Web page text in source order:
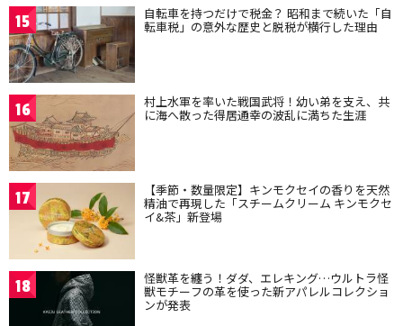
15 自転車を持つだけで税金？ 昭和まで続いた「自
転車税」の意外な歴史と脱税が横行した理由
16 村上水軍を率いた戦国武将！幼い弟を支え、共
に海へ散った得居通幸の波乱に満ちた生涯
17 【季節・数量限定】キンモクセイの香りを天然
精油で再現した「スチームクリーム キンモクセ
イ&茶」新登場
18 怪獣革を纏う！ダダ、エレキング…ウルトラ怪
獣モチーフの革を使った新アパレルコレクショ
ンが発表